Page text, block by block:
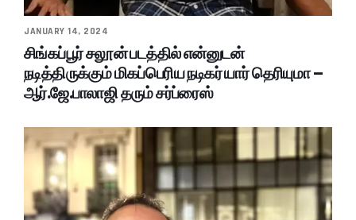
JANUARY 14, 2024
சிங்கப்பூர் சலூன் படத்தில் என்னுடன்
நடித்திருக்கும் மிகப்பெரிய நடிகர் யார் தெரியுமா –
ஆர்.ஜே.பாலாஜி தரும் சர்ப்ரைஸ்